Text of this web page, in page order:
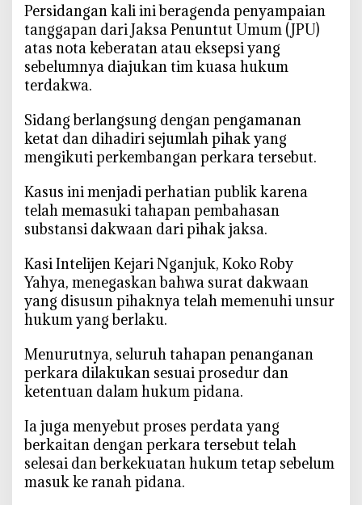
L
S
M
d
g
a
n
u
k
M
m
a
n
a
,
J
a
s
a
T
e
g
‎Persidangan kali ini beragenda penyampaian
tanggapan dari Jaksa Penuntut Umum (JPU)
atas nota keberatan atau eksepsi yang
sebelumnya diajukan tim kuasa hukum
terdakwa.
‎Sidang berlangsung dengan pengamanan
ketat dan dihadiri sejumlah pihak yang
mengikuti perkembangan perkara tersebut.
‎Kasus ini menjadi perhatian publik karena
telah memasuki tahapan pembahasan
substansi dakwaan dari pihak jaksa.
‎Kasi Intelijen Kejari Nganjuk, Koko Roby
Yahya, menegaskan bahwa surat dakwaan
yang disusun pihaknya telah memenuhi unsur
hukum yang berlaku.
‎Menurutnya, seluruh tahapan penanganan
perkara dilakukan sesuai prosedur dan
ketentuan dalam hukum pidana.
‎Ia juga menyebut proses perdata yang
berkaitan dengan perkara tersebut telah
selesai dan berkekuatan hukum tetap sebelum
masuk ke ranah pidana.